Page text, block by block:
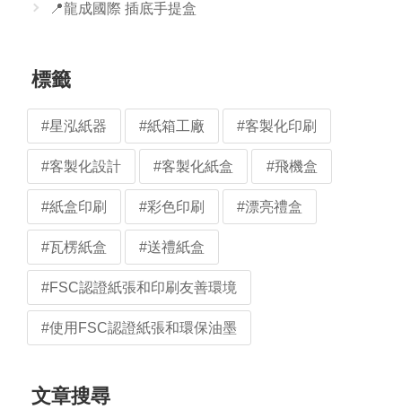
📍龍成國際 插底手提盒
標籤
#星泓紙器 #紙箱工廠 #客製化印刷
#客製化設計 #客製化紙盒 #飛機盒
#紙盒印刷 #彩色印刷 #漂亮禮盒
#瓦楞紙盒 #送禮紙盒
#FSC認證紙張和印刷友善環境
#使用FSC認證紙張和環保油墨
文章搜尋